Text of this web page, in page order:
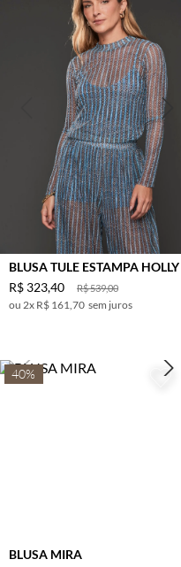
BLUSA TULE ESTAMPA HOLLY
R$539,00
R$ 323,40
2x R$ 161,70 sem juros
40%
BLUSA MIRA